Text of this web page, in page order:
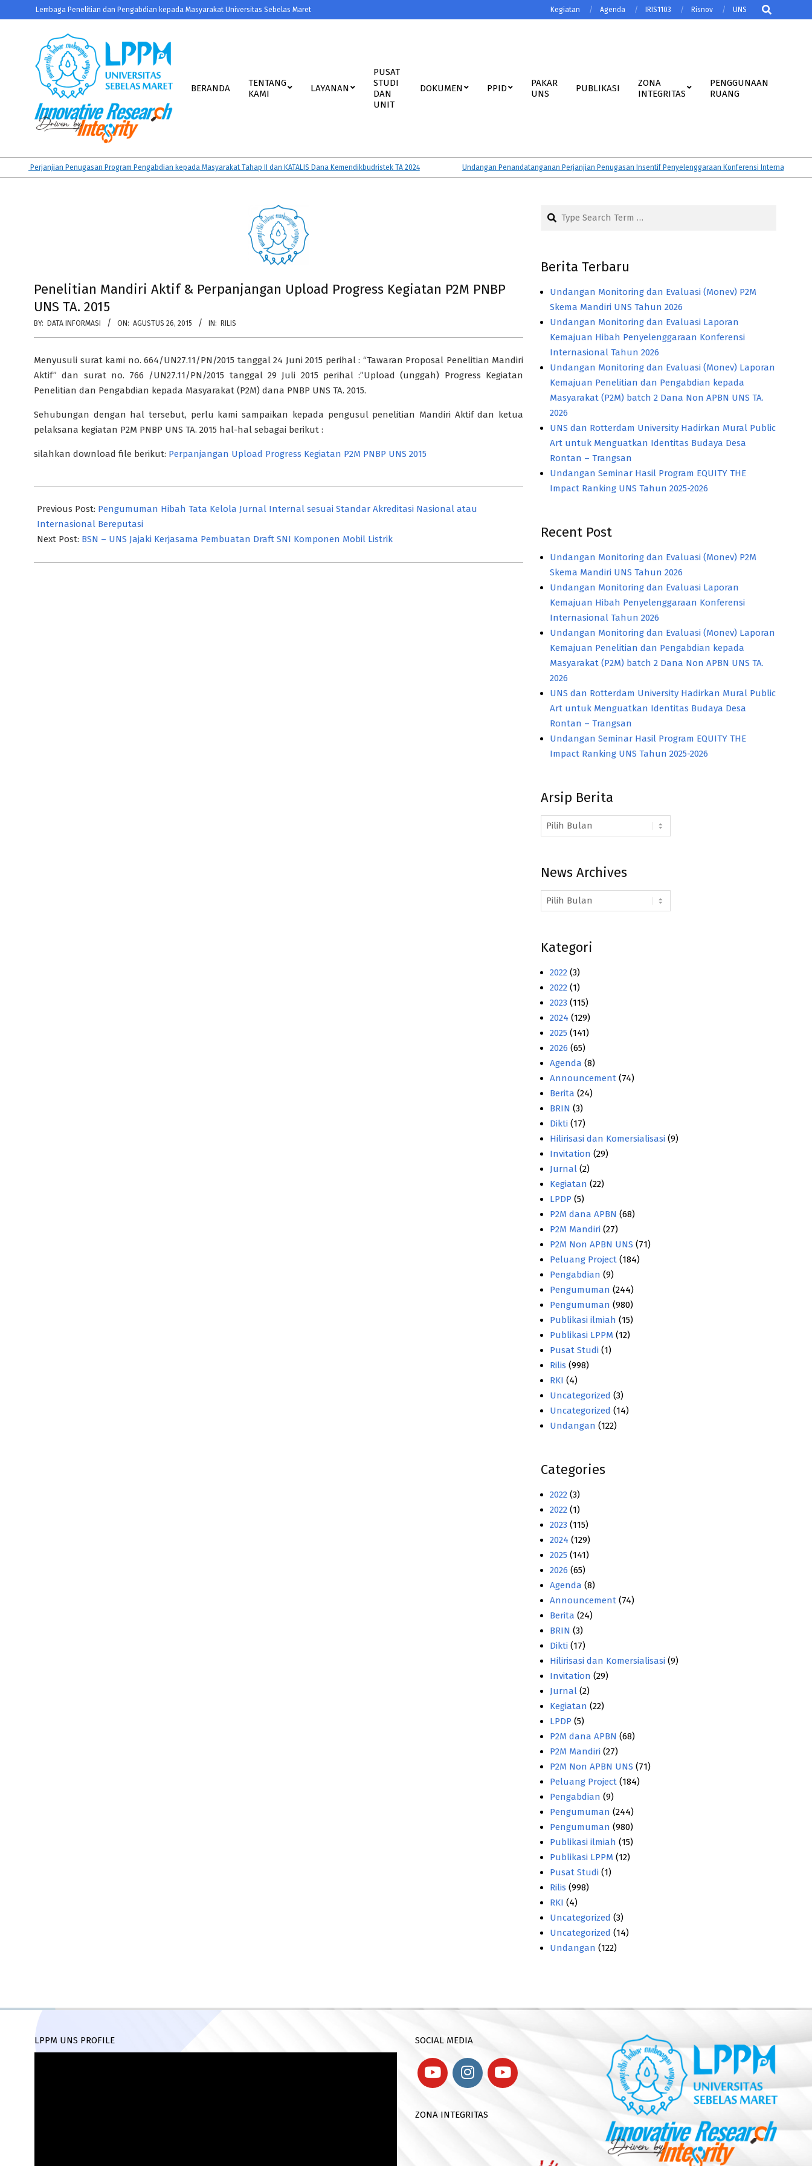
to
Lembaga Penelitian dan Pengabdian kepada Masyarakat Universitas Sebelas Maret Kegiatan Agenda IRIS1103 Risnov UNS
Search
LPPM
UNS
BERANDA
TENTANG
KAMI
LAYANAN
PUSAT
STUDI
DAN
UNIT
DOKUMEN PPID
PAKAR
UNS
PUBLIKASI
ZONA
INTEGRITAS
PENGGUNAAN
RUANG
Perjanjian Penugasan Program Pengabdian kepada Masyarakat Tahap II dan KATALIS Dana Kemendikbudristek TA 2024 Undangan Penandatanganan Perjanjian Penugasan Insentif Penyelenggaraan Konferensi Internasional Tahun
Penelitian Mandiri Aktif & Perpanjangan Upload Progress Kegiatan P2M PNBP
UNS TA. 2015
BY: DATA INFORMASI ON: AGUSTUS 26, 2015 IN: RILIS
Menyusuli surat kami no. 664/UN27.11/PN/2015 tanggal 24 Juni 2015 perihal : “Tawaran Proposal Penelitian Mandiri
Aktif” dan surat no. 766 /UN27.11/PN/2015 tanggal 29 Juli 2015 perihal :”Upload (unggah) Progress Kegiatan
Penelitian dan Pengabdian kepada Masyarakat (P2M) dana PNBP UNS TA. 2015.
Sehubungan dengan hal tersebut, perlu kami sampaikan kepada pengusul penelitian Mandiri Aktif dan ketua
pelaksana kegiatan P2M PNBP UNS TA. 2015 hal-hal sebagai berikut :
silahkan download file berikut: Perpanjangan Upload Progress Kegiatan P2M PNBP UNS 2015
08-
26
Previous Post: Pengumuman Hibah Tata Kelola Jurnal Internal sesuai Standar Akreditasi Nasional atau
Internasional Bereputasi
Next Post: BSN – UNS Jajaki Kerjasama Pembuatan Draft SNI Komponen Mobil Listrik
Search
Berita Terbaru
Undangan Monitoring dan Evaluasi (Monev) P2M
Skema Mandiri UNS Tahun 2026
Undangan Monitoring dan Evaluasi Laporan
Kemajuan Hibah Penyelenggaraan Konferensi
Internasional Tahun 2026
Undangan Monitoring dan Evaluasi (Monev) Laporan
Kemajuan Penelitian dan Pengabdian kepada
Masyarakat (P2M) batch 2 Dana Non APBN UNS TA.
2026
UNS dan Rotterdam University Hadirkan Mural Public
Art untuk Menguatkan Identitas Budaya Desa
Rontan – Trangsan
Undangan Seminar Hasil Program EQUITY THE
Impact Ranking UNS Tahun 2025-2026
Recent Post
Undangan Monitoring dan Evaluasi (Monev) P2M
Skema Mandiri UNS Tahun 2026
Undangan Monitoring dan Evaluasi Laporan
Kemajuan Hibah Penyelenggaraan Konferensi
Internasional Tahun 2026
Undangan Monitoring dan Evaluasi (Monev) Laporan
Kemajuan Penelitian dan Pengabdian kepada
Masyarakat (P2M) batch 2 Dana Non APBN UNS TA.
2026
UNS dan Rotterdam University Hadirkan Mural Public
Art untuk Menguatkan Identitas Budaya Desa
Rontan – Trangsan
Undangan Seminar Hasil Program EQUITY THE
Impact Ranking UNS Tahun 2025-2026
Arsip Berita
Arsip
Berita
News Archives
News
Archives
Kategori
2022 (3)
2022 (1)
2023 (115)
2024 (129)
2025 (141)
2026 (65)
Agenda (8)
Announcement (74)
Berita (24)
BRIN (3)
Dikti (17)
Hilirisasi dan Komersialisasi (9)
Invitation (29)
Jurnal (2)
Kegiatan (22)
LPDP (5)
P2M dana APBN (68)
P2M Mandiri (27)
P2M Non APBN UNS (71)
Peluang Project (184)
Pengabdian (9)
Pengumuman (244)
Pengumuman (980)
Publikasi ilmiah (15)
Publikasi LPPM (12)
Pusat Studi (1)
Rilis (998)
RKI (4)
Uncategorized (3)
Uncategorized (14)
Undangan (122)
Categories
2022 (3)
2022 (1)
2023 (115)
2024 (129)
2025 (141)
2026 (65)
Agenda (8)
Announcement (74)
Berita (24)
BRIN (3)
Dikti (17)
Hilirisasi dan Komersialisasi (9)
Invitation (29)
Jurnal (2)
Kegiatan (22)
LPDP (5)
P2M dana APBN (68)
P2M Mandiri (27)
P2M Non APBN UNS (71)
Peluang Project (184)
Pengabdian (9)
Pengumuman (244)
Pengumuman (980)
Publikasi ilmiah (15)
Publikasi LPPM (12)
Pusat Studi (1)
Rilis (998)
RKI (4)
Uncategorized (3)
Uncategorized (14)
Undangan (122)
LPPM UNS PROFILE
SOCIAL MEDIA
ZONA INTEGRITAS